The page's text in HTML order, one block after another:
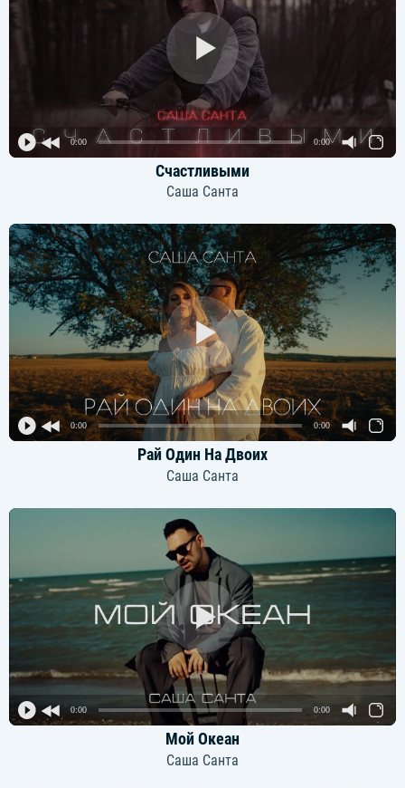
0:00 0:00
Счастливыми
Саша Санта
0:00 0:00
Рай Один На Двоих
Саша Санта
0:00 0:00
Мой Океан
Саша Санта